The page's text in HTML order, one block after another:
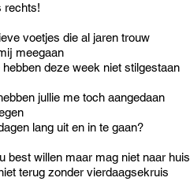
rechts!
voetjes die al jaren trouw
meegaan
hebben deze week niet stilgestaan
jullie me toch aangedaan
lang uit en in te gaan?
best willen maar mag niet naar huis
terug zonder vierdaagsekruis